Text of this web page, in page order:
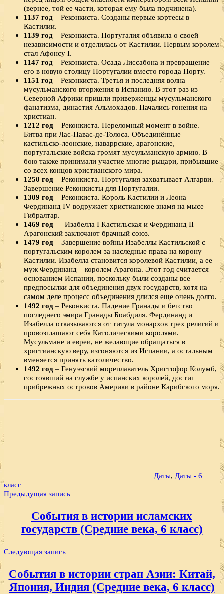
(вернее, той ее части, которая ему была подчинена).
1137 год – Реконкиста. Созданы первые кортесы в
Кастилии.
1139 год – Реконкиста. Португалия объявила о своей
независимости и отделилась от Кастилии. Первым королем
стал Афонсу I.
1147 год – Реконкиста. Осада Лиссабона и превращение
его в новую столицу Португалии вместо города Порту.
1151 год – Реконкиста. Третья и последняя волна
мусульманского вторжения в Испанию. В этот раз из
Северной Африки пришли приверженцы мусульманского
фанатизма, династия Альмохадов. Начались гонения на
христиан.
1212 год – Реконкиста. Переломный момент в войне.
Битва при Лас-Навас-де-Толоса. Объединённые
кастильско-леонские, наваррские, арагонские,
португальские войска громят мусульманскую армию. В
бою также принимали участие многие рыцари, прибывшие
со всех концов христианского мира.
1250 год – Реконкиста. Португалия захватывает Алгарви.
Завершение Реконкисты для Португалии.
1309 год – Реконкиста. Король Кастилии и Леона
Фердинанд IV водружает христианское знамя на мысе
Гибралтар.
1469 год — Изабелла I Кастильская и Фердинанд II
Арагонский заключают брачный союз.
1479 год – Завершение войны Изабеллы Кастильской с
португальским королем за наследные права на корону
Кастилии. Изабелла становится королевой Кастилии, а ее
муж Фердинанд – королем Арагона. Этот год считается
основанием Испании, поскольку были созданы все
предпосылки для объединения двух государств, хотя на
самом деле процесс объединения длился еще очень долго.
1492 год – Реконкиста. Падение Гранады и бегство
последнего эмира Гранады Боабдиля. Фердинанд и
Изабелла отказываются от титула монархов трех религий и
провозглашают себя Католическими королями.
Мусульмане и евреи, не желающие обращаться в
христианскую веру, изгоняются из Испании, a остальным
вменяется принять католичество.
1492 год – Генуэзский мореплаватель Христофор Колумб,
состоявший на службе у испанских королей, достиг
прибрежных островов Америки в районе Карибского моря.
Даты, Даты - 6
класс
Навигация
записям
Предыдущая запись
События в истории исламских
государств (Средние века, 6 класс)
Следующая запись
События в истории стран Азии: Китай,
Япония, Индия (Средние века, 6 класс)